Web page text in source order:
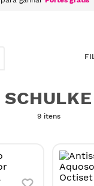
SCHULKE
9 itens